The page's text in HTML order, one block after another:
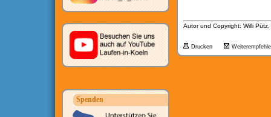
Spenden
Autor und Copyright: Willi
Drucken